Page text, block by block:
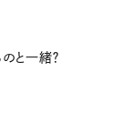
と一緒？